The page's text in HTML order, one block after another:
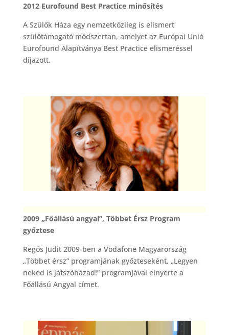
2012 Eurofound Best Practice minősítés
A Szülők Háza egy nemzetközileg is elismert
szülőtámogató módszertan, amelyet az Európai Unió
Eurofound Alapítványa Best Practice elismeréssel
díjazott.
2009 „Főállású angyal”, Többet Érsz Program
győztese
Regős Judit 2009-ben a Vodafone Magyarország
„Többet érsz” programjának győzteseként, „Legyen
neked is játszóházad!” programjával elnyerte a
Főállású Angyal címet.